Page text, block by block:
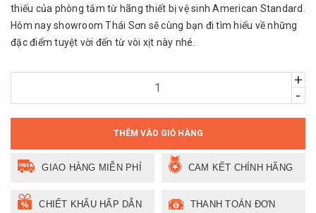
thiếu của phòng tắm từ hãng thiết bị vệ sinh American Standard.
Hôm nay showroom Thái Sơn sẽ cùng bạn đi tìm hiểu về những
đặc điểm tuyệt vời đến từ vòi xịt này nhé.
+
-
THÊM VÀO GIỎ HÀNG
GIAO HÀNG MIỄN PHÍ CAM KẾT CHÍNH HÃNG
CHIẾT KHẤU HẤP DẪN
THANH TOÁN ĐƠN